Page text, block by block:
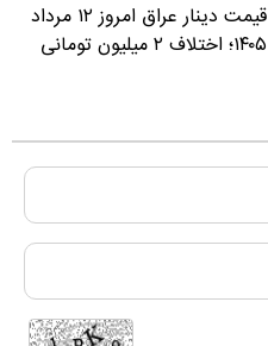
قیمت دینار عراق امروز ۱۲ مرداد
۱۴۰۵؛ اختلاف ۲ میلیون تومانی